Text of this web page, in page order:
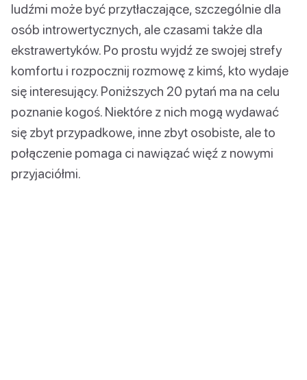
ludźmi może być przytłaczające, szczególnie dla
osób introwertycznych, ale czasami także dla
ekstrawertyków. Po prostu wyjdź ze swojej strefy
komfortu i rozpocznij rozmowę z kimś, kto wydaje
się interesujący. Poniższych 20 pytań ma na celu
poznanie kogoś. Niektóre z nich mogą wydawać
się zbyt przypadkowe, inne zbyt osobiste, ale to
połączenie pomaga ci nawiązać więź z nowymi
przyjaciółmi.